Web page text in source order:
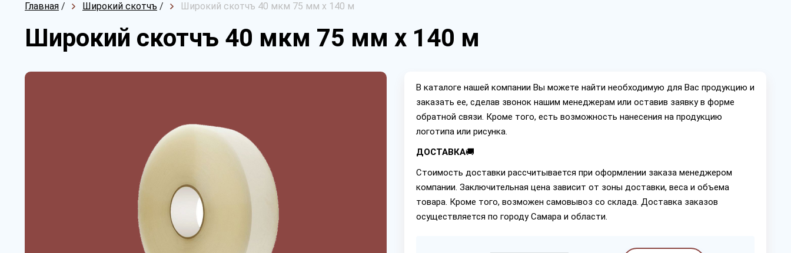
Главная / Широкий скотчъ / Широкий скотчъ 40 мкм 75 мм х 140 м
Широкий скотчъ 40 мкм 75 мм х 140 м
В каталоге нашей компании Вы можете найти необходимую для Вас продукцию и
заказать ее, сделав звонок нашим менеджерам или оставив заявку в форме
обратной связи. Кроме того, есть возможность нанесения на продукцию
логотипа или рисунка.
ДОСТАВКА🚚
Стоимость доставки рассчитывается при оформлении заказа менеджером
компании. Заключительная цена зависит от зоны доставки, веса и объема
товара. Кроме того, возможен самовывоз со склада. Доставка заказов
осуществляется по городу Самара и области.